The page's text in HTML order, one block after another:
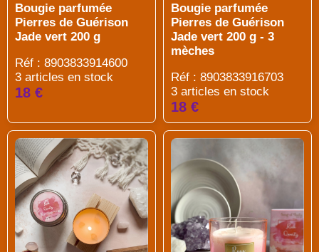
Bougie parfumée
Pierres de Guérison
Jade vert 200 g
Réf : 8903833914600
3 articles en stock
18 €
Bougie parfumée
Pierres de Guérison
Jade vert 200 g - 3
mèches
Réf : 8903833916703
3 articles en stock
18 €